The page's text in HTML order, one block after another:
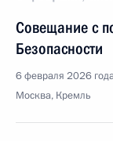
Совещание с
Безопасности
6 февраля 2026
Москва, Кремль